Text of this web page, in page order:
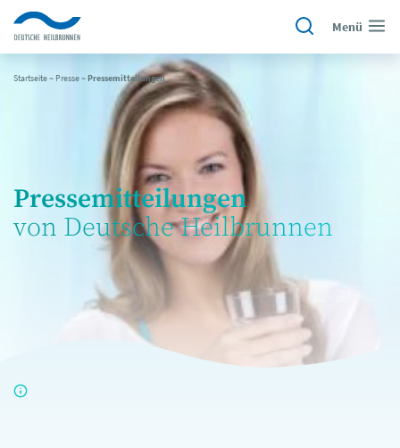
Menü
Startseite~ Presse~Pressemitteilungen
Pressemitteilungen
von Deutsche Heilbrunnen